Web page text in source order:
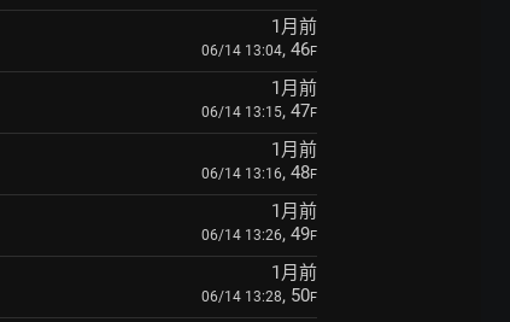
1月前
06/14 13:04, 46F
1月前
06/14 13:15, 47F
1月前
06/14 13:16, 48F
1月前
06/14 13:26, 49F
1月前
06/14 13:28, 50F